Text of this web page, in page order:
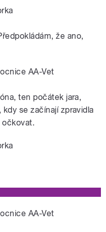
že ano,
AA-Vet
ten počátek jara,
se začínají zpravidla
AA-Vet